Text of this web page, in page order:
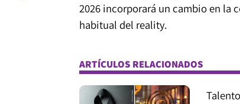
2026 incorporará un cambio en la
habitual del reality.
ARTÍCULOS RELACIONADOS